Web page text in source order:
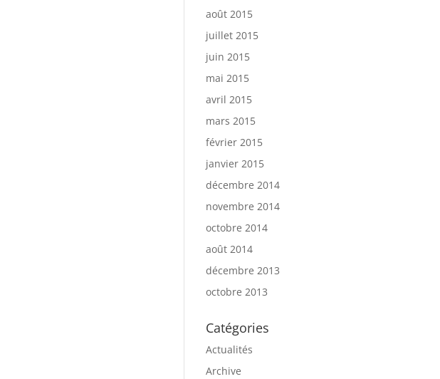
août 2015
juillet 2015
juin 2015
mai 2015
avril 2015
mars 2015
février 2015
janvier 2015
décembre 2014
novembre 2014
octobre 2014
août 2014
décembre 2013
octobre 2013
Catégories
Actualités
Archive